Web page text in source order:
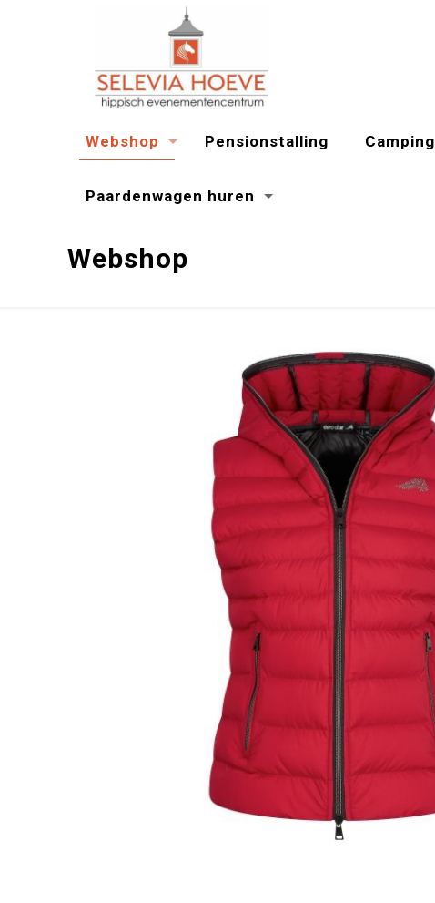
Webshop Pensionstalling Camping
Paardenwagen huren
Webshop